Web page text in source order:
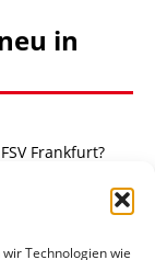
Technologien wie
in
Frankfurt?
hatte der in
Trainer
der
19